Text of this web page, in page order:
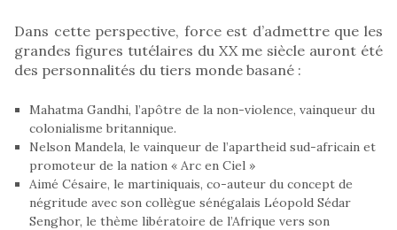
Dans cette perspective, force est d’admettre que les
grandes figures tutélaires du XX me siècle auront été
des personnalités du tiers monde basané :
Mahatma Gandhi, l’apôtre de la non-violence, vainqueur du
colonialisme britannique.
Nelson Mandela, le vainqueur de l’apartheid sud-africain et
promoteur de la nation « Arc en Ciel »
Aimé Césaire, le martiniquais, co-auteur du concept de
négritude avec son collègue sénégalais Léopold Sédar
Senghor, le thème libératoire de l’Afrique vers son